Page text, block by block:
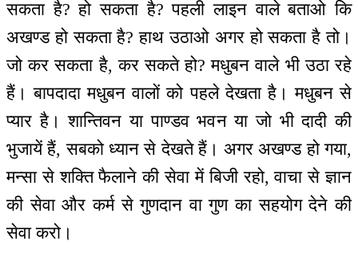
सकता है? हो सकता है? पहली लाइन वाले बताओ कि
अखण्ड हो सकता है? हाथ उठाओ अगर हो सकता है तो।
जो कर सकता है, कर सकते हो? मधुबन वाले भी उठा रहे
हैं। बापदादा मधुबन वालों को पहले देखता है। मधुबन से
प्यार है। शान्तिवन या पाण्डव भवन या जो भी दादी की
भुजायें हैं, सबको ध्यान से देखते हैं। अगर अखण्ड हो गया,
मन्सा से शक्ति फैलाने की सेवा में बिजी रहो, वाचा से ज्ञान
की सेवा और कर्म से गुणदान वा गुण का सहयोग देने की
सेवा करो।